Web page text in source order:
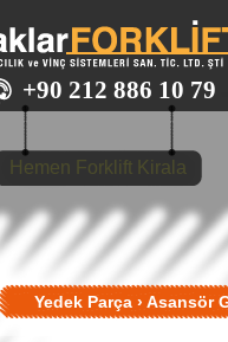
+90 212 886 10 79
Hemen Forklift Kirala
Yedek Parça › Asansör